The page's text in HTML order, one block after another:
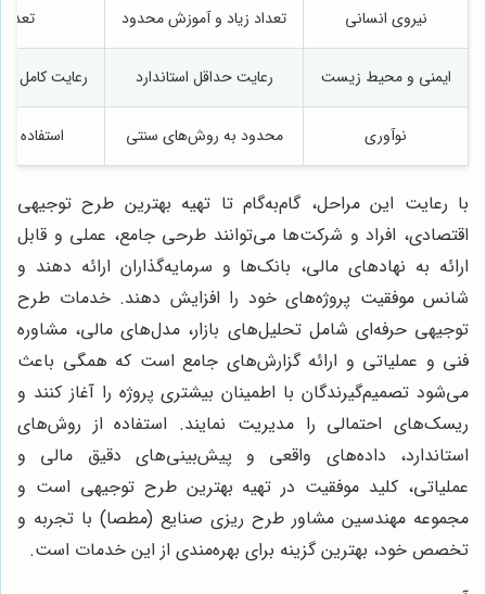
نیروی انسانی تعداد زیاد و آموزش محدود
ایمنی و محیط زیست رعایت حداقل استاندارد رعایت کامل
نوآوری محدود به روش‌های سنتی استفاده
با رعایت این مراحل، گام‌به‌گام تا تهیه بهترین طرح توجیهی
اقتصادی، افراد و شرکت‌ها می‌توانند طرحی جامع، عملی و قابل
ارائه به نهادهای مالی، بانک‌ها و سرمایه‌گذاران ارائه دهند و
شانس موفقیت پروژه‌های خود را افزایش دهند. خدمات طرح
توجیهی حرفه‌ای شامل تحلیل‌های بازار، مدل‌های مالی، مشاوره
فنی و عملیاتی و ارائه گزارش‌های جامع است که همگی باعث
می‌شود تصمیم‌گیرندگان با اطمینان بیشتری پروژه را آغاز کنند و
ریسک‌های احتمالی را مدیریت نمایند. استفاده از روش‌های
استاندارد، داده‌های واقعی و پیش‌بینی‌های دقیق مالی و
عملیاتی، کلید موفقیت در تهیه بهترین طرح توجیهی است و
مجموعه مهندسین مشاور طرح ریزی صنایع (مطصا) با تجربه و
تخصص خود، بهترین گزینه برای بهره‌مندی از این خدمات است.